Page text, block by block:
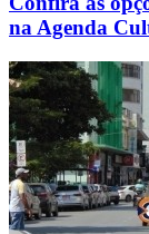
na Agenda